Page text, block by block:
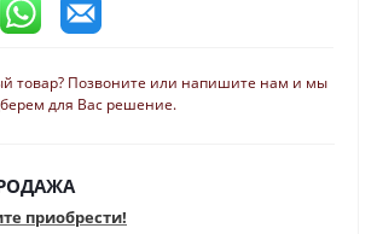
товар? Позвоните или напишите нам и мы
для Вас решение.
приобрести!